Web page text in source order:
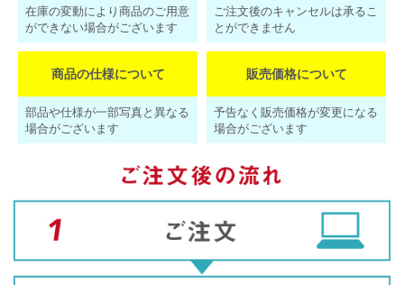
在庫の変動により商品のご用意
ができない場合がございます
ご注文後のキャンセルは承るこ
とができません
商品の仕様について
部品や仕様が一部写真と異なる
場合がございます
販売価格について
予告なく販売価格が変更になる
場合がございます